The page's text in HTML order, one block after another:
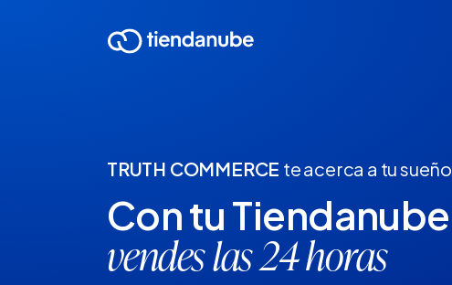
TRUTH COMMERCE te acerca a tu sueño
Con tu Tiendanube
vendes las 24 horas